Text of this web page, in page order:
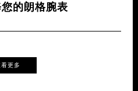
的朗格腕表
看更多